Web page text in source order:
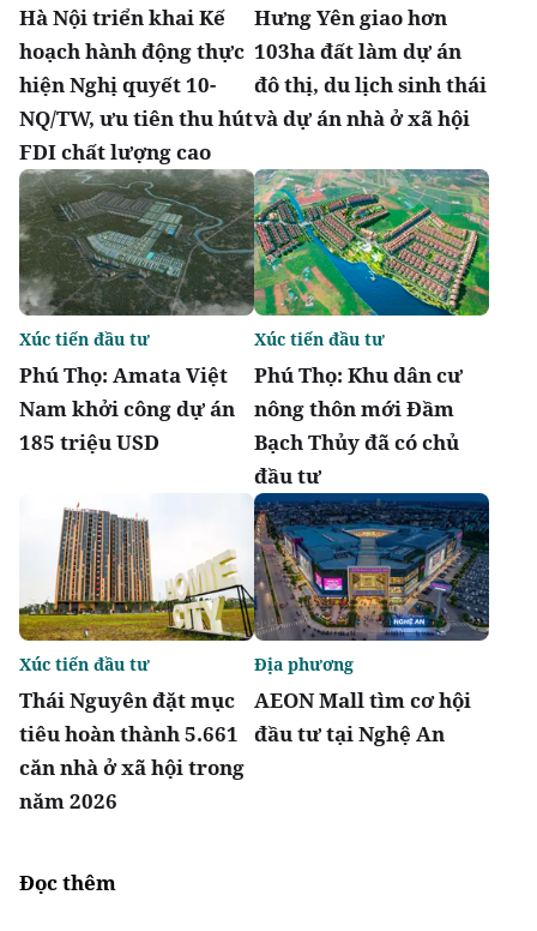
Hà Nội triển khai Kế
hoạch hành động thực
hiện Nghị quyết 10-
NQ/TW, ưu tiên thu hút
FDI chất lượng cao
Hưng Yên giao hơn
103ha đất làm dự án
đô thị, du lịch sinh thái
và dự án nhà ở xã hội
Phú Thọ: Amata Việt
Nam khởi công dự án
185 triệu USD
Xúc tiến đầu tư
Phú Thọ: Khu dân cư
nông thôn mới Đầm
Bạch Thủy đã có chủ
đầu tư
Xúc tiến đầu tư
Thái Nguyên đặt mục
tiêu hoàn thành 5.661
căn nhà ở xã hội trong
năm 2026
Xúc tiến đầu tư
AEON Mall tìm cơ hội
đầu tư tại Nghệ An
Địa phương
Đọc thêm